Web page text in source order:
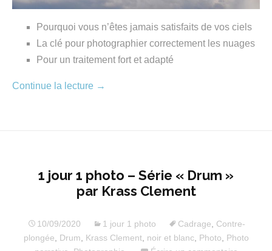
Pourquoi vous n’êtes jamais satisfaits de vos ciels
La clé pour photographier correctement les nuages
Pour un traitement fort et adapté
Continue la lecture →
1 jour 1 photo – Série « Drum »
par Krass Clement
10/09/2020 1 jour 1 photo Cadrage
Contre-
plongée
Drum Krass Clement, noir et blanc, Photo
Photo